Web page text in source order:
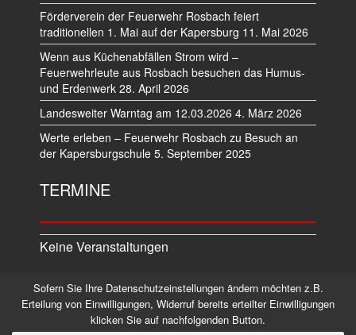
Förderverein der Feuerwehr Rosbach feiert
traditionellen 1. Mai auf der Kapersburg 11. Mai 2026
Wenn aus Küchenabfällen Strom wird –
Feuerwehrleute aus Rosbach besuchen das Humus-
und Erdenwerk 28. April 2026
Landesweiter Warntag am 12.03.2026 4. März 2026
Werte erleben – Feuerwehr Rosbach zu Besuch an
der Kapersburgschule 5. September 2025
TERMINE
Keine Veranstaltungen
Datenschutz Impressum
©2026 Alle Rechte vorbehalten.
Sofern Sie Ihre Datenschutzeinstellungen ändern möchten z.B.
Erteilung von Einwilligungen, Widerruf bereits erteilter Einwilligungen
klicken Sie auf nachfolgenden Button.